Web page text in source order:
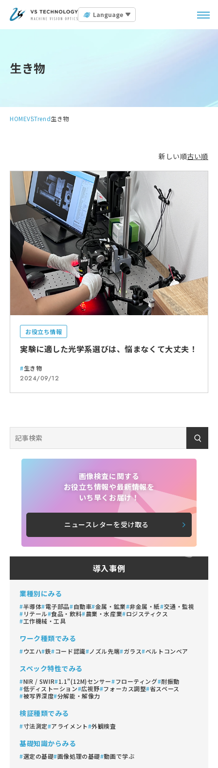
Language
生き物
HOMEVSTrend生き物
新しい順古い順
お役立ち情報
実験に適した光学系選びは、悩まなくて大丈夫！
生き物
2024/09/12
画像検査に関する
お役立ち情報や最新情報を
いち早くお届け！
ニュースレターを受け取る
導入事例
業種別にみる
半導体 電子部品 自動車 金属・鉱業 非金属・紙 交通・監視
リテール 食品・飲料 農業・水産業 ロジスティクス
工作機械・工具
ワーク種類でみる
ウエハ 鉄 コード認識 ノズル先端 ガラス ベルトコンベア
スペック特性でみる
NIR / SWIR 1.1"(12M)センサー フローティング 耐振動
低ディストーション 広視野 フォーカス調整 省スペース
被写界深度 分解能・解像力
検証種類でみる
寸法測定 アライメント 外観検査
基礎知識からみる
選定の基礎 画像処理の基礎 動画で学ぶ